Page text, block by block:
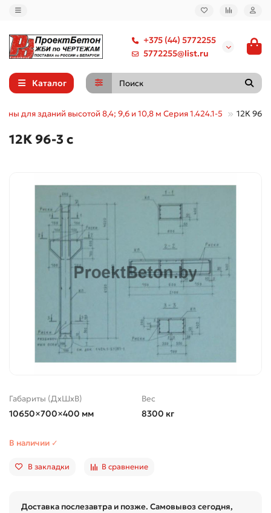
+375 (44) 5772255
5772255@list.ru
Каталог
для зданий высотой 8,4; 9,6 и 10,8 м Серия 1.424.1-5 12К 96-3
12К 96-3 с
Габариты (ДхШхВ)
10650×700×400 мм
Вес
8300 кг
В наличии ✓
В закладки В сравнение
Доставка послезавтра и позже. Самовывоз сегодня,